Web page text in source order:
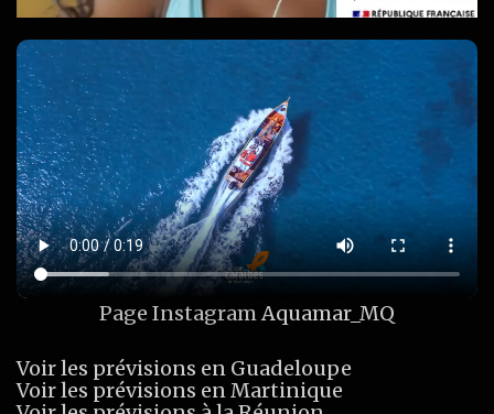
Page InstagramAquamar_MQ
Voir les prévisions en Guadeloupe
Voir les prévisions en Martinique